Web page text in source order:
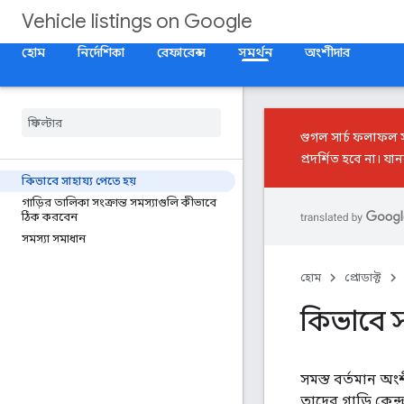
Vehicle listings on Google
হোম
নির্দেশিকা রেফারেন্স সমর্থন অংশীদার
কিভাবে সাহায্য পেতে হয়
গাড়ির তালিকা সংক্রান্ত সমস্যাগুলি কীভাবে
ঠিক করবেন
সমস্যা সমাধান
গুগল সার্চ ফলাফল
প্রদর্শিত হবে না।
হোম প্রোডাক্ট
কিভাবে
সমস্ত বর্তমান